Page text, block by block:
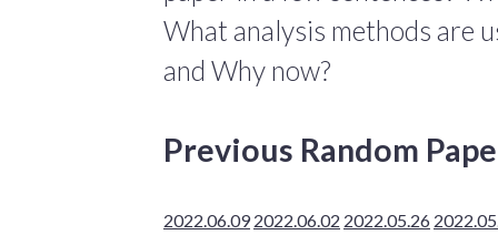
What analysis methods are
and Why now?
Previous Random
2022.06.09 2022.06.02 2022.05.26